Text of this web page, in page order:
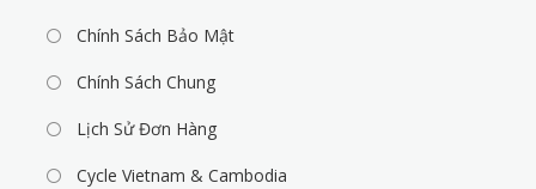
Chính Sách Bảo Mật
Chính Sách Chung
Lịch Sử Đơn Hàng
Cycle Vietnam & Cambodia